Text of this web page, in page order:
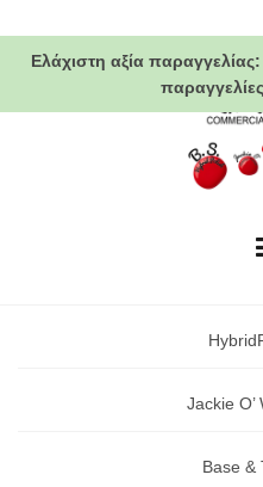
to
contentΕλάχιστη αξία παραγγελίας:
Jackie O’
Base &